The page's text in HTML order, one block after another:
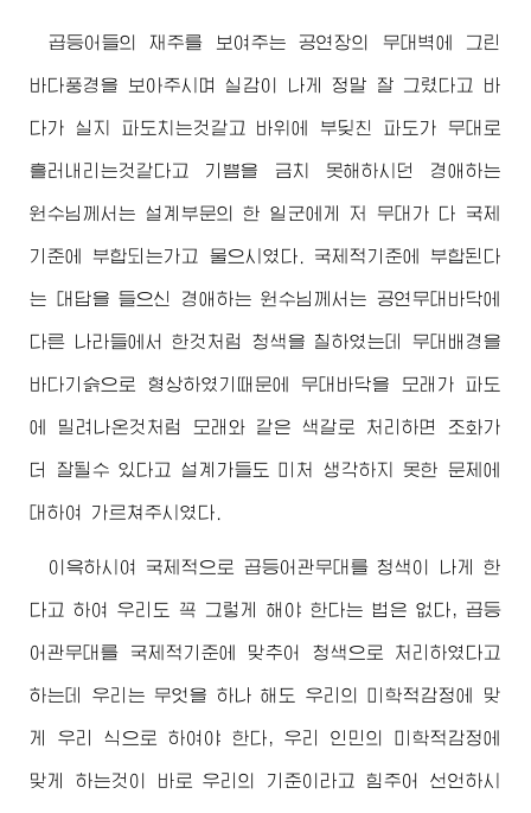
곱등어들의 재주를 보여주는 공연장의 무대벽에 그린
바다풍경을 보아주시며 실감이 나게 정말 잘 그렸다고 바
다가 실지 파도치는것같고 바위에 부딪친 파도가 무대로
흘러내리는것같다고 기쁨을 금치 못해하시던 경애하는
원수님 께서는 설계부문의 한 일군에게 저 무대가 다 국제
기준에 부합되는가고 물으시였다. 국제적기준에 부합된다
는 대답을 들으신 경애하는 원수님 께서는 공연무대바닥에
다른 나라들에서 한것처럼 청색을 칠하였는데 무대배경을
바다기슭으로 형상하였기때문에 무대바닥을 모래가 파도
에 밀려나온것처럼 모래와 같은 색갈로 처리하면 조화가
더 잘될수 있다고 설계가들도 미처 생각하지 못한 문제에
대하여 가르쳐주시였다.
이윽하시여 국제적으로 곱등어관무대를 청색이 나게 한
다고 하여 우리도 꼭 그렇게 해야 한다는 법은 없다, 곱등
어관무대를 국제적기준에 맞추어 청색으로 처리하였다고
하는데 우리는 무엇을 하나 해도 우리의 미학적감정에 맞
게 우리 식으로 하여야 한다, 우리 인민의 미학적감정에
맞게 하는것이 바로 우리의 기준이라고 힘주어 선언하시